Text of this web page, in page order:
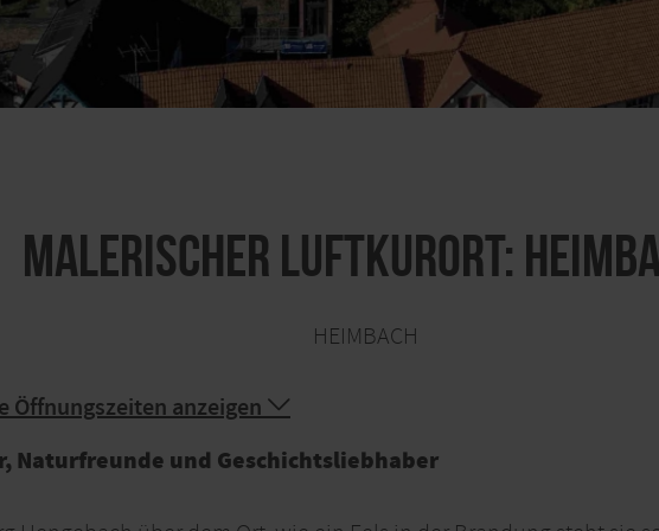
Malerischer Luftkurort:
HEIMBACH
Öffnungszeiten anzeigen
Naturfreunde und Geschichtsliebhaber